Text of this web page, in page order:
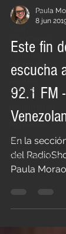
Tecnologia
Titulares
Informativos
Grosso
reggaeton
latin
BFamousNow
Paula
8 jun
Este fin
escucha
92.1 FM
En la
del
Paula